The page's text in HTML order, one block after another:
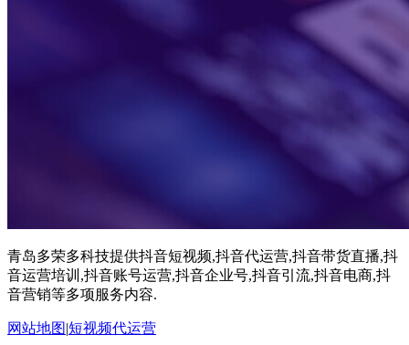
青岛多荣多科技提供抖音短视频,抖音代运营,抖音带货直播,抖
音运营培训,抖音账号运营,抖音企业号,抖音引流,抖音电商,抖
音营销等多项服务内容.
网站地图|短视频代运营